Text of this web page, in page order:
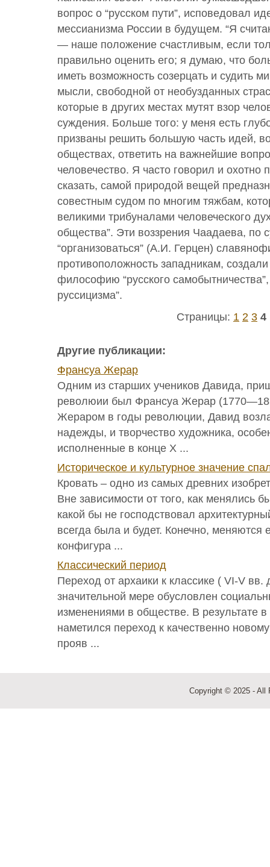
вопрос о “русском пути”, исповедовал
мессианизма России в будущем. “Я
— наше положение счастливым, если
правильно оценить его; я думаю, что
иметь возможность созерцать и судить
мысли, свободной от необузданных
которые в других местах мутят взор
суждения. Больше того: у меня есть
призваны решить большую часть идей,
обществах, ответить на важнейшие
человечество. Я часто говорил и охотно
сказать, самой природой вещей
совестным судом по многим тяжбам,
великими трибуналами человеческого
общества”. Эти воззрения Чаадаева, по
“организоваться” (А.И. Герцен)
противоположность западникам,
философию “русского самобытничества”,
руссицизма”.
Страницы: 1 2 3 4
Другие публикации:
Франсуа Жерар
Одним из старших учеников Давида,
революии был Франсуа Жерар
Жераром в годы революции, Давид
надежды, и творчество художника,
исполненные в конце X ...
Историческое и культурное значение
Кровать – одно из самых древних
Вне зависимости от того, как менялись
какой бы не господствовал
всегда была и будет. Конечно, меняются
конфигура ...
Классический период
Переход от архаики к классике ( VI-V вв.
значительной мере обусловлен
изменениями в обществе. В результате в
наметился переход к качественно
прояв ...
Copyright © 2025 - All